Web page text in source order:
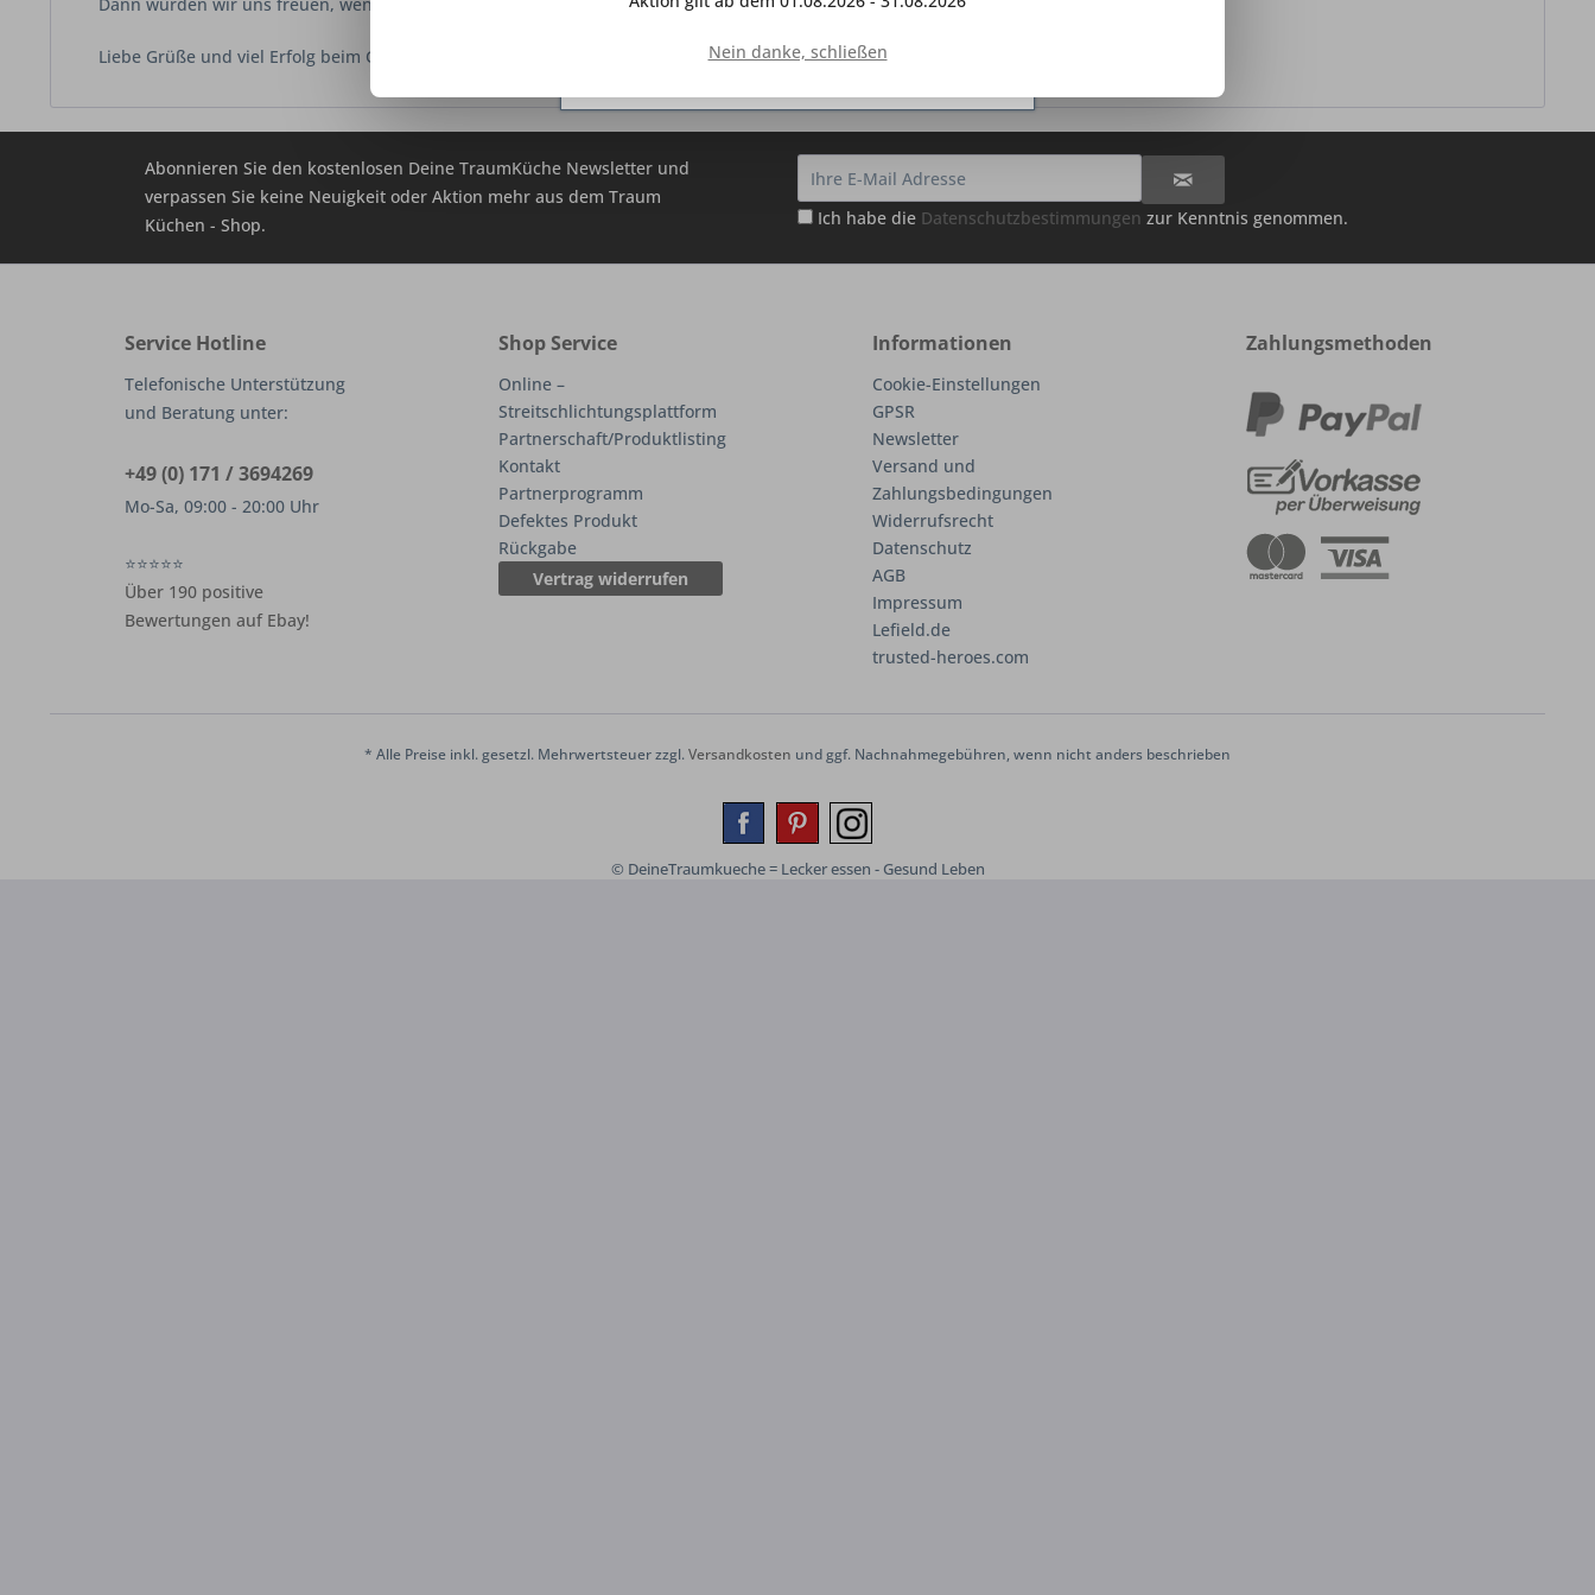
Liebe Grüße und viel Erfolg beim Genießen und Experimentieren wünscht das Team von DeineTraumkueche
Abonnieren Sie den kostenlosen Deine TraumKüche Newsletter und
verpassen Sie keine Neuigkeit oder Aktion mehr aus dem Traum
Küchen - Shop.
Ich habe die Datenschutzbestimmungen zur Kenntnis genommen.
Service Hotline
Telefonische Unterstützung
und Beratung unter:
+49 (0) 171 / 3694269
Mo-Sa, 09:00 - 20:00 Uhr
⭐⭐⭐⭐⭐
Über 190 positive
Bewertungen auf Ebay!
Shop Service
Online –
Streitschlichtungsplattform
Partnerschaft/Produktlisting
Kontakt
Partnerprogramm
Defektes Produkt
Rückgabe
Vertrag widerrufen
Informationen
Cookie-Einstellungen
GPSR
Newsletter
Versand und
Zahlungsbedingungen
Widerrufsrecht
Datenschutz
AGB
Impressum
Lefield.de
trusted-heroes.com
Zahlungsmethoden
* Alle Preise inkl. gesetzl. Mehrwertsteuer zzgl.Versandkosten und ggf. Nachnahmegebühren, wenn nicht anders beschrieben
© DeineTraumkueche = Lecker essen - Gesund Leben
Nein danke, schließen
Ihrer Zustimmung gesetzt.Mehr Informationen
Konfigurieren Alle akzeptieren